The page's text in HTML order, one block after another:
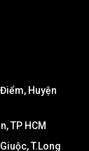
Huyện
TP HCM
T.Long